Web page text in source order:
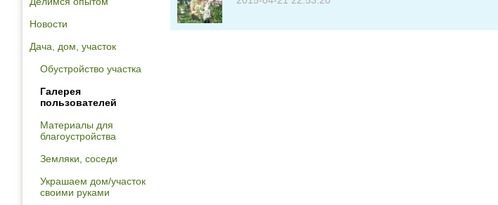
Новости
Дача, дом, участок
Обустройство участка
Галерея
пользователей
Материалы для
благоустройства
Земляки, соседи
Украшаем дом/участок
своими руками